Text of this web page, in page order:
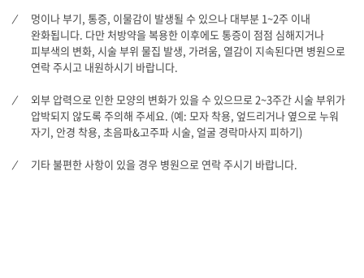
멍이나 부기, 통증, 이물감이 발생될 수 있으나 대부분 1~2주 이내
완화됩니다. 다만 처방약을 복용한 이후에도 통증이 점점 심해지거나
피부색의 변화, 시술 부위 물집 발생, 가려움, 열감이 지속된다면 병원으로
연락 주시고 내원하시기 바랍니다.
외부 압력으로 인한 모양의 변화가 있을 수 있으므로 2~3주간 시술 부위가
압박되지 않도록 주의해 주세요. (예: 모자 착용, 엎드리거나 옆으로 누워
자기, 안경 착용, 초음파&고주파 시술, 얼굴 경락마사지 피하기)
기타 불편한 사항이 있을 경우 병원으로 연락 주시기 바랍니다.